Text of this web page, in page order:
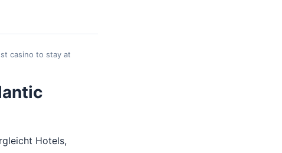
casino to stay at
Hotels,